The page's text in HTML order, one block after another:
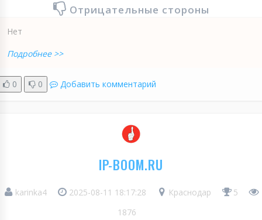
Отрицательные стороны
Нет
Подробнее >>
0 0 Добавить комментарий
IP-BOOM.RU
karinka4 2025-08-11 18:17:28 Краснодар
5
1876